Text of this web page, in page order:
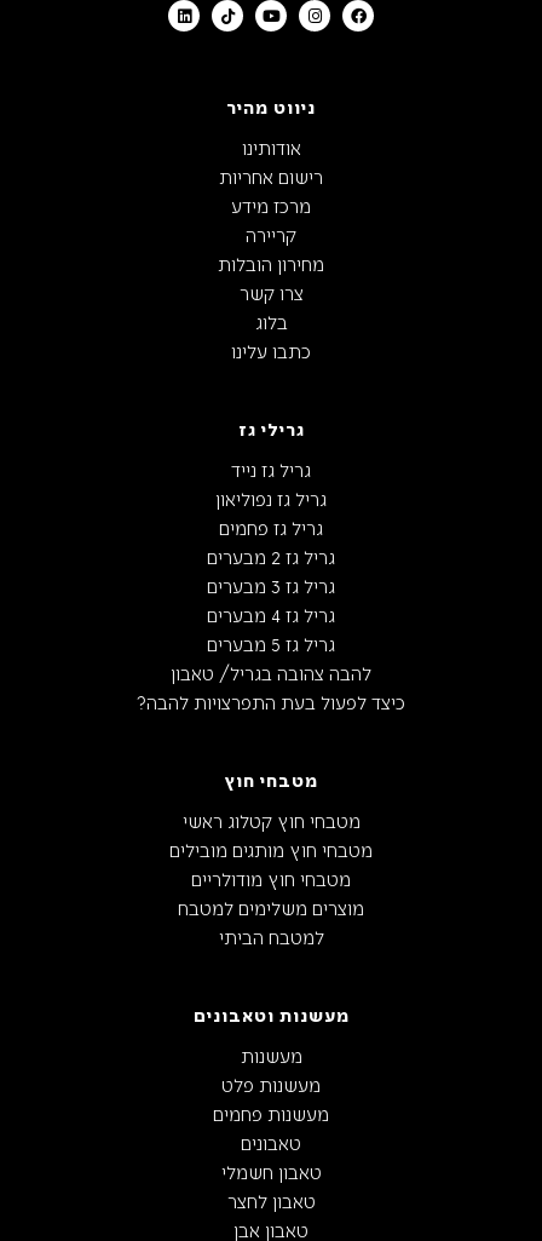
ניווט מהיר
אודותינו
רישום אחריות
מרכז מידע
קריירה
מחירון הובלות
צרו קשר
בלוג
כתבו עלינו
גרילי גז
גריל גז נייד
גריל גז נפוליאון
גריל גז פחמים
גריל גז 2 מבערים
גריל גז 3 מבערים
גריל גז 4 מבערים
גריל גז 5 מבערים
להבה צהובה בגריל/ טאבון
כיצד לפעול בעת התפרצויות להבה?
מטבחי חוץ
מטבחי חוץ קטלוג ראשי
מטבחי חוץ מותגים מובילים
מטבחי חוץ מודולריים
מוצרים משלימים למטבח
למטבח הביתי
מעשנות וטאבונים
מעשנות
מעשנות פלט
מעשנות פחמים
טאבונים
טאבון חשמלי
טאבון לחצר
טאבון אבן